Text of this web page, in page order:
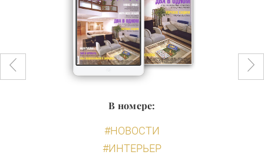
В номере:
#НОВОСТИ
#ИНТЕРЬЕР